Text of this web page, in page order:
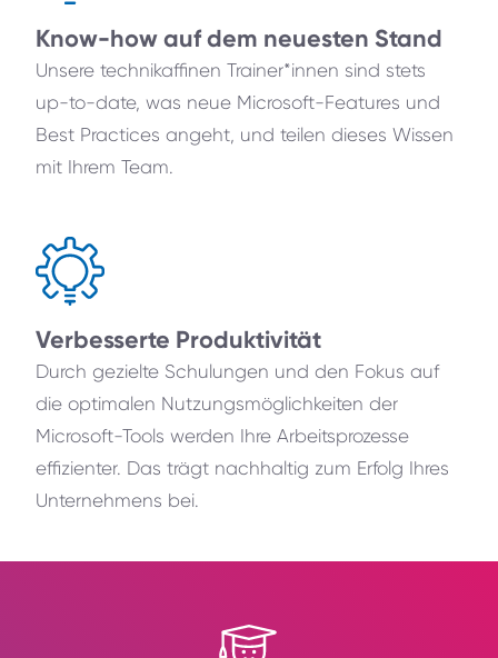
Know-how auf dem neuesten Stand
Unsere technikaffinen Trainer*innen sind stets
up-to-date, was neue Microsoft-Features und
Best Practices angeht, und teilen dieses Wissen
mit Ihrem Team.
Verbesserte Produktivität
Durch gezielte Schulungen und den Fokus auf
die optimalen Nutzungsmöglichkeiten der
Microsoft-Tools werden Ihre Arbeitsprozesse
effizienter. Das trägt nachhaltig zum Erfolg Ihres
Unternehmens bei.